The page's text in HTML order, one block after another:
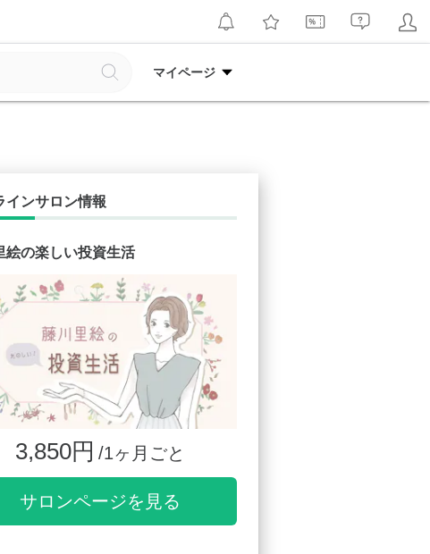
マイページ
インサロン情報
絵の楽しい投資生活
3,850円 /1ヶ月ごと
サロンページを見る